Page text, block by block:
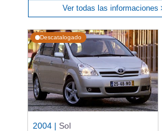
Ver todas las informaciones
Descatalogado
2004 | Sol